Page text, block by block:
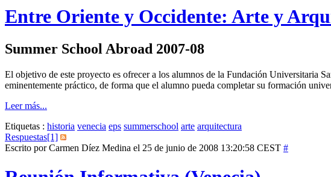
Entre Oriente y Occidente: Arte y
Summer School Abroad 2007-08
El objetivo de este proyecto es ofrecer a los alumnos de la Fundación Universitaria
eminentemente práctico, de forma que el alumno pueda completar su formación
Leer más...
Etiquetas : historia venecia eps summerschool arte arquitectura
Respuestas[1]
Escrito por Carmen Díez Medina el 25 de junio de 2008 13:20:58 CEST #